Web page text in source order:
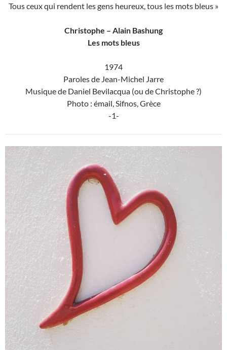
Tous ceux qui rendent les gens heureux, tous les mots bleus »
Christophe – Alain Bashung
Les mots bleus
1974
Paroles de Jean-Michel Jarre
Musique de Daniel Bevilacqua (ou de Christophe ?)
Photo : émail, Sifnos, Grèce
-1-